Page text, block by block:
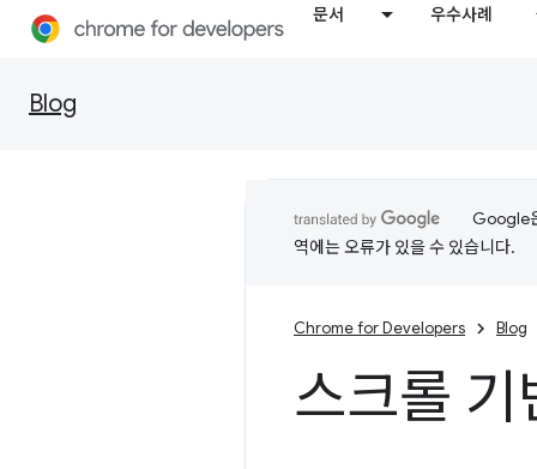
문서 우수사례
Blog
Google
역에는 오류가 있을 수 있습니다.
Chrome for Developers Blog
스크롤